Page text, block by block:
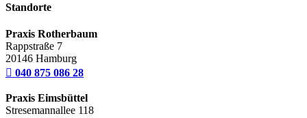
Standorte
Praxis Rotherbaum
Rappstraße 7
20146 Hamburg
 040 875 086 28
Praxis Eimsbüttel
Stresemannallee 118